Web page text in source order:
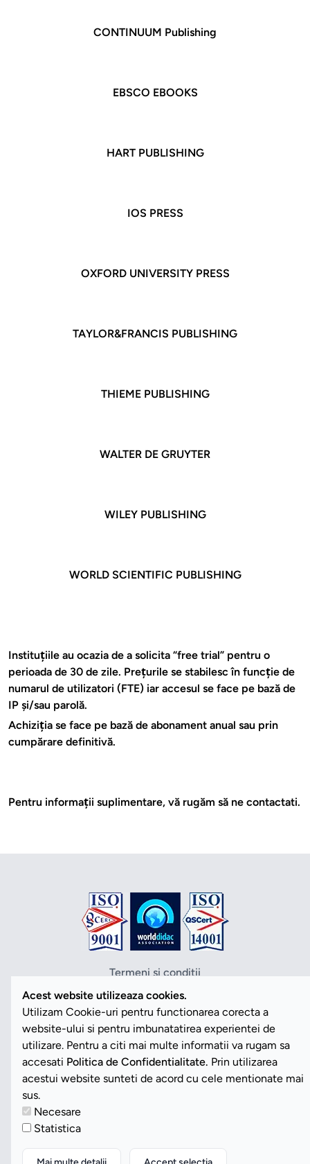
CONTINUUM Publishing
EBSCO EBOOKS
HART PUBLISHING
IOS PRESS
OXFORDUNIVERSITY PRESS
TAYLOR&FRANCIS PUBLISHING
THIEME PUBLISHING
WALTER DE GRUYTER
WILEY PUBLISHING
WORLD SCIENTIFIC PUBLISHING
Instituţiile au ocazia de a solicita “free trial” pentru o
perioada de 30 de zile. Preţurile se stabilesc în funcţie de
numarul de utilizatori (FTE) iar accesul se face pe bază de
IP şi/sau parolă.
Achiziţia se face pe bază de abonament anual sau prin
cumpărare definitivă.
Pentru informaţii suplimentare, vă rugăm să ne contactati.
Termeni si conditii
Politica de confidentialitate
Politica cookies
ANPC
SOL
SAL
Vezi Cookies
Copyright ©2026 Romdidac SA. Toate drepturile rezervate
Acest website utilizeaza cookies.
Utilizam Cookie-uri pentru functionarea corecta a
website-ului si pentru imbunatatirea experientei de
utilizare. Pentru a citi mai multe informatii va rugam sa
accesati Politica de Confidentialitate. Prin utilizarea
acestui website sunteti de acord cu cele mentionate mai
sus.
Necesare
Statistica